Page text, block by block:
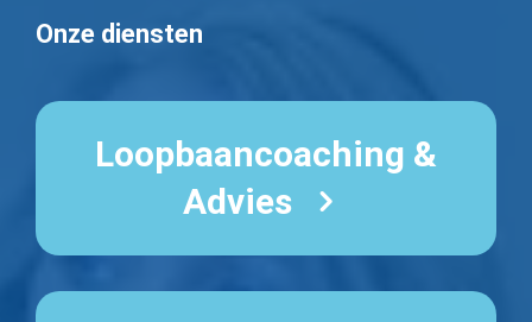
Onze diensten
Loopbaancoaching &
Advies